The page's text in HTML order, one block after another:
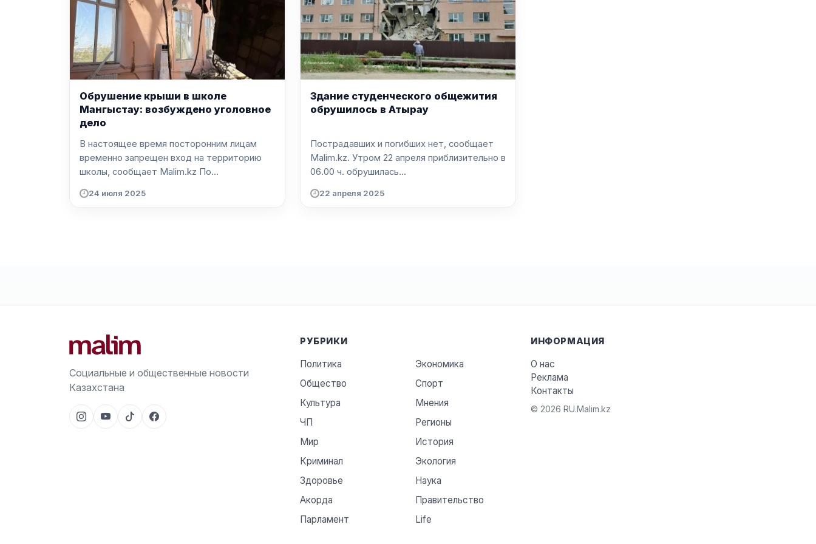
Обрушение крыши в школе
Мангыстау: возбуждено уголовное
дело
В настоящее время посторонним лицам
временно запрещен вход на территорию
школы, сообщает Malim.kz По...
24 июля 2025
Здание студенческого общежития
обрушилось в Атырау
Пострадавших и погибших нет, сообщает
Malim.kz. Утром 22 апреля приблизительно в
06.00 ч. обрушилась...
22 апреля 2025
Социальные и общественные новости
Казахстана
РУБРИКИ
Политика
Экономика
Общество
Спорт
Культура
Мнения
ЧП
Регионы
Мир
История
Криминал
Экология
Здоровье
Наука
Акорда
Правительство
Парламент
Life
ИНФОРМАЦИЯ
О нас
Реклама
Контакты
© 2026 RU.Malim.kz